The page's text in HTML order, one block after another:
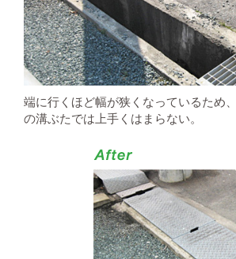
端に行くほど幅が狭くなっているため
の溝ぶたでは上手くはまらない。